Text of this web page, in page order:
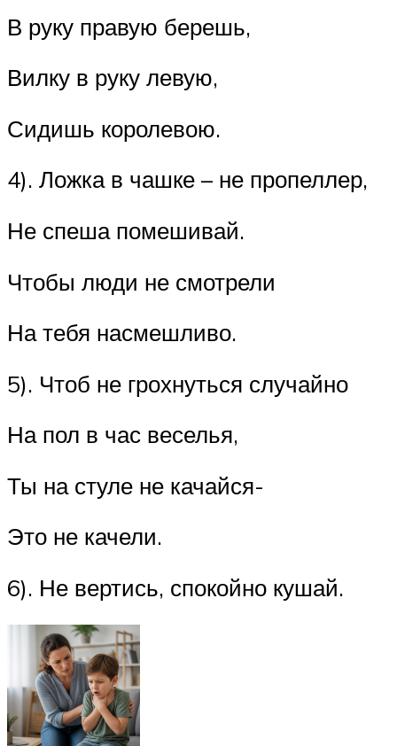
В руку правую берешь,
Вилку в руку левую,
Сидишь королевою.
4). Ложка в чашке – не пропеллер,
Не спеша помешивай.
Чтобы люди не смотрели
На тебя насмешливо.
5). Чтоб не грохнуться случайно
На пол в час веселья,
Ты на стуле не качайся-
Это не качели.
6). Не вертись, спокойно кушай.